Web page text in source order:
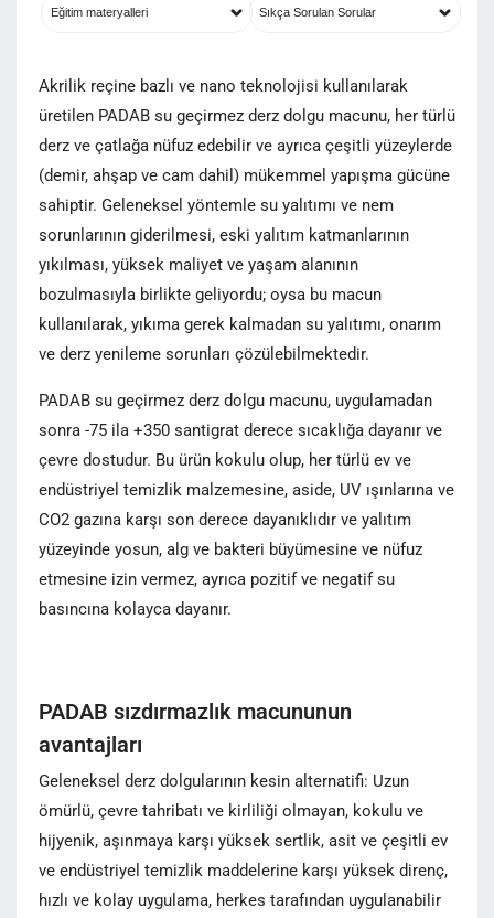
Eğitim materyalleri Sıkça Sorulan Sorular
Akrilik reçine bazlı ve nano teknolojisi kullanılarak
üretilen PADAB su geçirmez derz dolgu macunu, her türlü
derz ve çatlağa nüfuz edebilir ve ayrıca çeşitli yüzeylerde
(demir, ahşap ve cam dahil) mükemmel yapışma gücüne
sahiptir. Geleneksel yöntemle su yalıtımı ve nem
sorunlarının giderilmesi, eski yalıtım katmanlarının
yıkılması, yüksek maliyet ve yaşam alanının
bozulmasıyla birlikte geliyordu; oysa bu macun
kullanılarak, yıkıma gerek kalmadan su yalıtımı, onarım
ve derz yenileme sorunları çözülebilmektedir.
PADAB su geçirmez derz dolgu macunu, uygulamadan
sonra -75 ila +350 santigrat derece sıcaklığa dayanır ve
çevre dostudur. Bu ürün kokulu olup, her türlü ev ve
endüstriyel temizlik malzemesine, aside, UV ışınlarına ve
CO2 gazına karşı son derece dayanıklıdır ve yalıtım
yüzeyinde yosun, alg ve bakteri büyümesine ve nüfuz
etmesine izin vermez, ayrıca pozitif ve negatif su
basıncına kolayca dayanır.
PADAB sızdırmazlık macununun
avantajları
Geleneksel derz dolgularının kesin alternatifi: Uzun
ömürlü, çevre tahribatı ve kirliliği olmayan, kokulu ve
hijyenik, aşınmaya karşı yüksek sertlik, asit ve çeşitli ev
ve endüstriyel temizlik maddelerine karşı yüksek direnç,
hızlı ve kolay uygulama, herkes tarafından uygulanabilir